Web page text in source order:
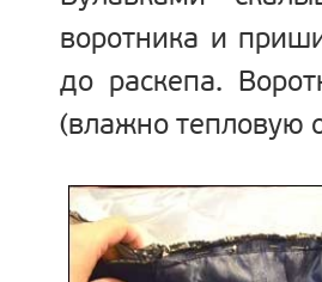
воротника и
до раскепа.
(влажно тепловую